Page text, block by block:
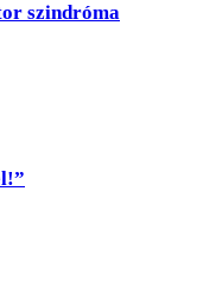
szindróma